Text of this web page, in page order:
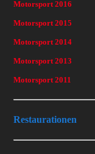
Motorsport 2016
Motorsport 2015
Motorsport 2014
Motorsport 2013
Motorsport 2011
Restaurationen